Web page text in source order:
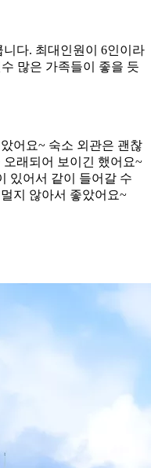
다. 최대인원이 6인이라
많은 가족들이 좋을 듯
어요~ 숙소 외관은 괜찮
래되어 보이긴 했어요~
있어서 같이 들어갈 수
지 않아서 좋았어요~